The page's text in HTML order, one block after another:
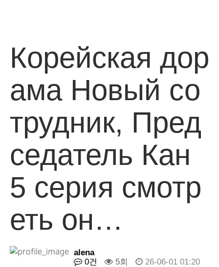
Корейская дор
ама Новый со
трудник, Пред
седатель Кан
5 серия смотр
еть он…
alena
0건
5회 26-06-01 01:20